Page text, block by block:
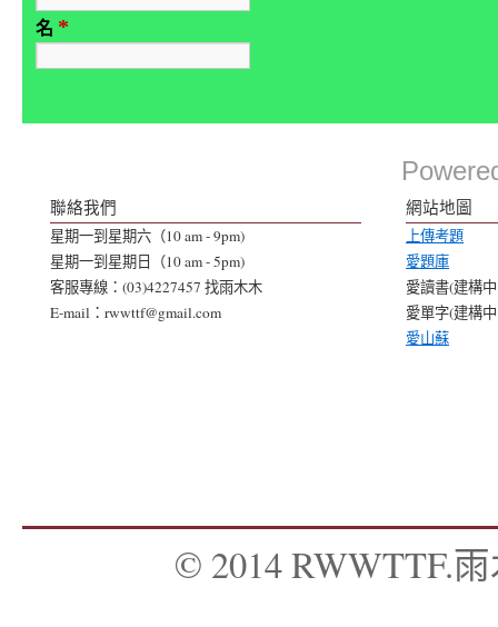
名 *
聯絡我們
星期一到星期六（10 am - 9pm)
星期一到星期日（10 am - 5pm)
客服專線：(03)4227457 找雨木木
E-mail：rwwttf@gmail.com
網站地圖
上傳考題
愛題庫
愛讀書(建構
愛單字(建構
愛山蘇
© 2014 RWWTTF.